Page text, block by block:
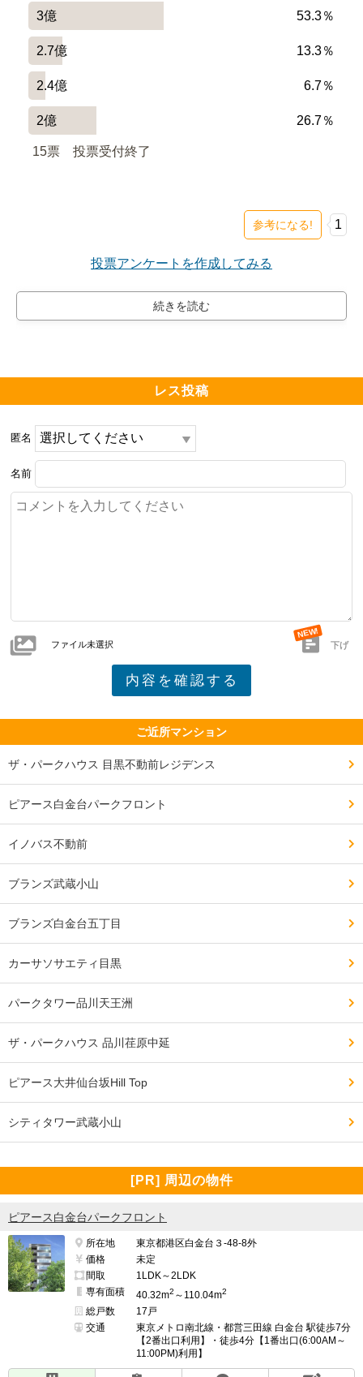
3億 53.3％
2.7億 13.3％
2.4億 6.7％
2億 26.7％
15票 投票受付終了
参考になる! 1
投票アンケートを作成してみる
レス投稿
匿名
名前
ファイル未選択 下げ
ご近所マンション
ザ・パークハウス 目黒不動前レジデンス
ピアース白金台パークフロント
イノバス不動前
ブランズ武蔵小山
ブランズ白金台五丁目
カーサソサエティ目黒
パークタワー品川天王洲
ザ・パークハウス 品川荏原中延
ピアース大井仙台坂Hill Top
シティタワー武蔵小山
[PR] 周辺の物件
ピアース白金台パークフロント
所在地
東京都港区白金台３-48-8外
価格
未定
間取
1LDK～2LDK
専有面積
40.32m2 ～110.04m2
総戸数
17戸
交通
東京メトロ南北線・都営三田線 白金台 駅徒歩7分
【2番出口利用】・徒歩4分【1番出口(6:00AM～
11:00PM)利用】